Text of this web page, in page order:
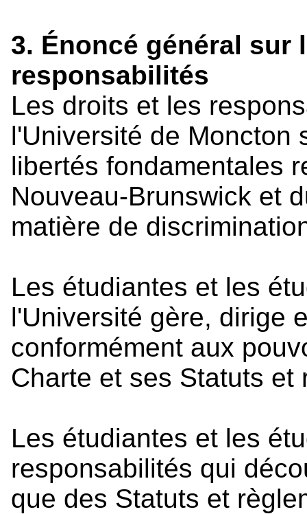
3. Énoncé général sur
responsabilités
Les droits et les
l'Université de Moncton
libertés fondamentales
Nouveau-Brunswick et
matière de
Les étudiantes et les
l'Université gère, dirige
conformément aux
Charte et ses Statuts et
Les étudiantes et les
responsabilités qui
que des Statuts et